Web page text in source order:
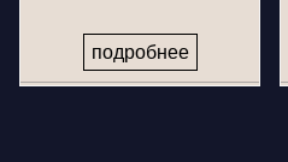
подробнее